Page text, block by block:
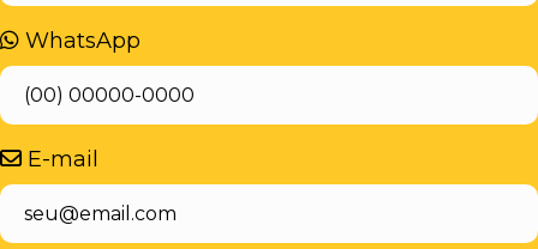
WhatsApp
E-mail